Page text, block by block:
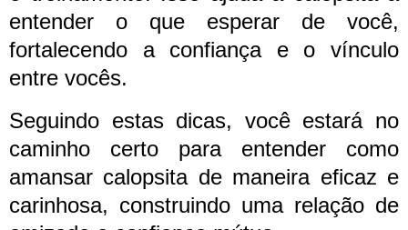
entender o que esperar de você,
fortalecendo a confiança e o vínculo
entre vocês.
Seguindo estas dicas, você estará no
caminho certo para entender como
amansar calopsita de maneira eficaz e
carinhosa, construindo uma relação de